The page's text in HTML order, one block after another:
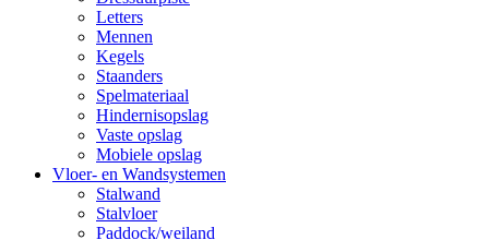
Letters
Mennen
Kegels
Staanders
Spelmateriaal
Hindernisopslag
Vaste opslag
Mobiele opslag
Vloer- en Wandsystemen
Stalwand
Stalvloer
Paddock/weiland